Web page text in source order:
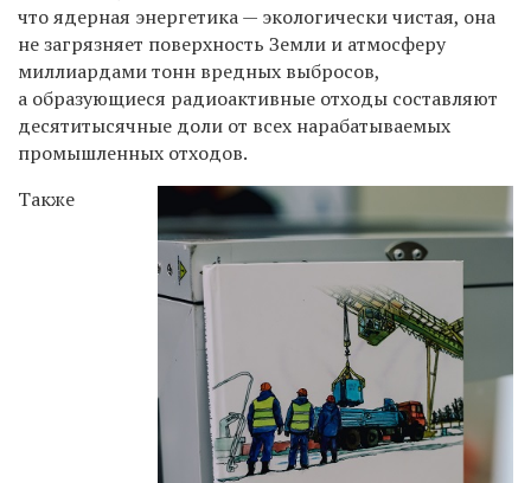
что ядерная энергетика — экологически чистая, она
не загрязняет поверхность Земли и атмосферу
миллиардами тонн вредных выбросов,
а образующиеся радиоактивные отходы составляют
десятитысячные доли от всех нарабатываемых
промышленных отходов.
Также